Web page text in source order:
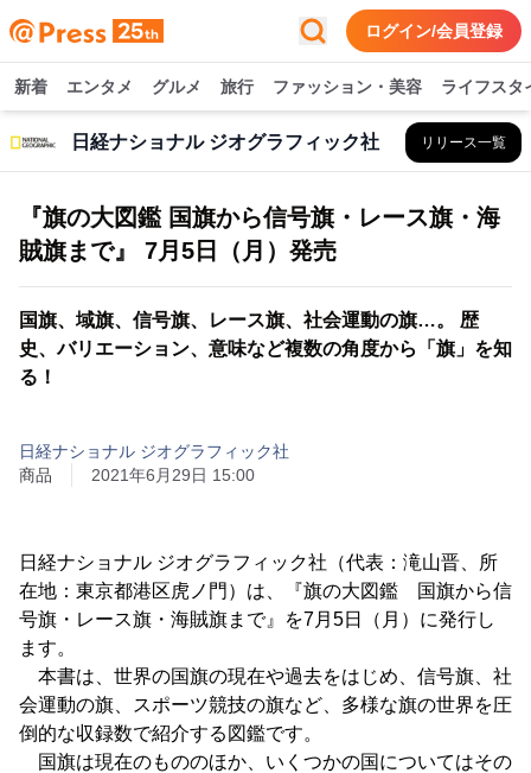
ログイン/会員登録
新着 エンタメ グルメ 旅行 ファッション・美容 ライフスタ
日経ナショナル ジオグラフィック社 リリース一覧
『旗の大図鑑 国旗から信号旗・レース旗・海
賊旗まで』 7月5日（月）発売
国旗、域旗、信号旗、レース旗、社会運動の旗…。 歴
史、バリエーション、意味など複数の角度から「旗」を知
る！
日経ナショナル ジオグラフィック社
商品
2021年6月29日 15:00
日経ナショナル ジオグラフィック社（代表：滝山晋、所
在地：東京都港区虎ノ門）は、『旗の大図鑑 国旗から信
号旗・レース旗・海賊旗まで』を7月5日（月）に発行し
ます。
本書は、世界の国旗の現在や過去をはじめ、信号旗、社
会運動の旗、スポーツ競技の旗など、多様な旗の世界を圧
倒的な収録数で紹介する図鑑です。
国旗は現在のもののほか、いくつかの国についてはその